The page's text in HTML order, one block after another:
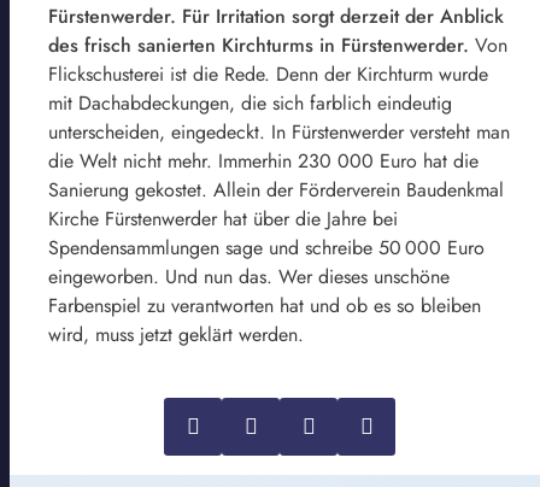
Fürstenwerder. Für Irritation sorgt derzeit der Anblick
des frisch sanierten Kirchturms in Fürstenwerder. Von
Flickschusterei ist die Rede. Denn der Kirchturm wurde
mit Dachabdeckungen, die sich farblich eindeutig
unterscheiden, eingedeckt. In Fürstenwerder versteht man
die Welt nicht mehr. Immerhin 230 000 Euro hat die
Sanierung gekostet. Allein der Förderverein Baudenkmal
Kirche Fürstenwerder hat über die Jahre bei
Spendensammlungen sage und schreibe 50 000 Euro
eingeworben. Und nun das. Wer dieses unschöne
Farbenspiel zu verantworten hat und ob es so bleiben
wird, muss jetzt geklärt werden.